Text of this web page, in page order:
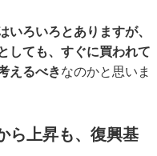
いろいろとありますが、
しても、すぐに買われて
えるべきなのかと思いま
ら上昇も、復興基